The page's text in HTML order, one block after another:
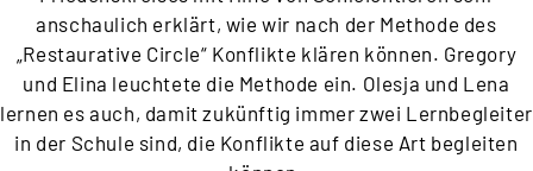
anschaulich erklärt, wie wir nach der Methode des
„Restaurative Circle“ Konflikte klären können. Gregory
und Elina leuchtete die Methode ein. Olesja und Lena
lernen es auch, damit zukünftig immer zwei Lernbegleiter
in der Schule sind, die Konflikte auf diese Art begleiten